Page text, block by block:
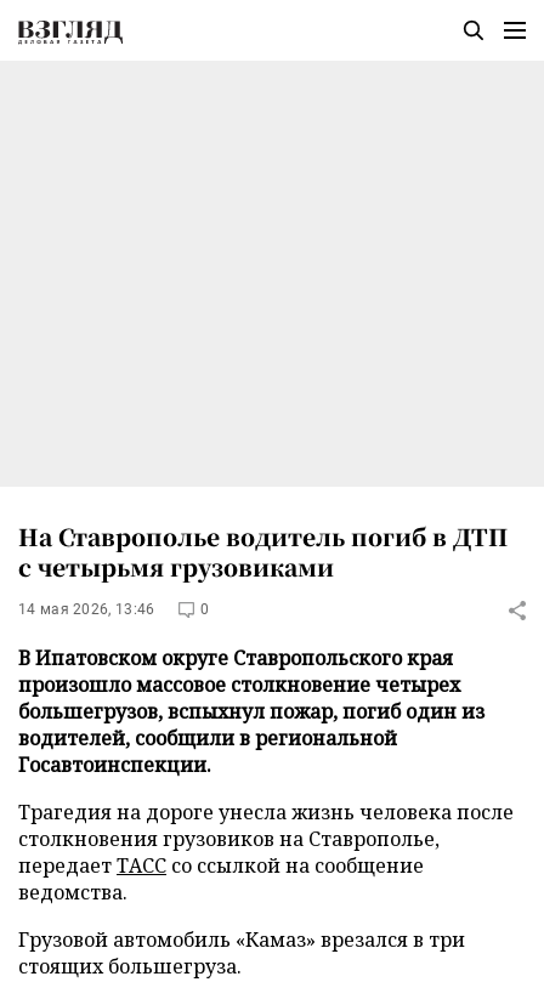
На Ставрополье водитель погиб в ДТП
с четырьмя грузовиками
14 мая 2026, 13:46 0
В Ипатовском округе Ставропольского края
произошло массовое столкновение четырех
большегрузов, вспыхнул пожар, погиб один из
водителей, сообщили в региональной
Госавтоинспекции.
Трагедия на дороге унесла жизнь человека после
столкновения грузовиков на Ставрополье,
передаетТАСС со ссылкой на сообщение
ведомства.
Грузовой автомобиль «Камаз» врезался в три
стоящих большегруза.